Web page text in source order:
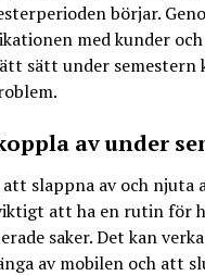
börjar.
med kunder och
sätt under semestern
av under
slappna av och njuta
att ha en rutin för
saker. Det kan
av mobilen och att